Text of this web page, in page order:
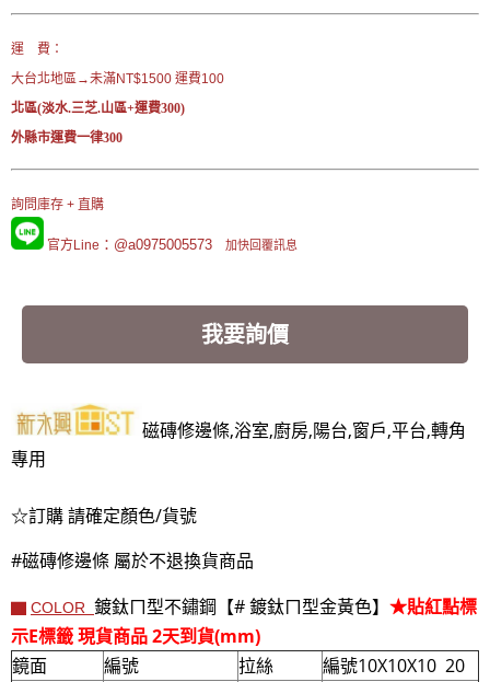
運 費：
大台北地區→未滿NT$1500 運費100
北區(淡水.三芝.山區+運費300)
外縣市運費一律300
詢問庫存 + 直購
官方Line ：@a0975005573 加快回覆訊息
我要詢價
磁磚修邊條,浴室,廚房,陽台,窗戶,平台,轉角
專用
☆訂購 請確定顏色/貨號
#磁磚修邊條 屬於不退換貨商品
▇ COLOR 鍍鈦ㄇ型不鏽鋼【# 鍍鈦ㄇ型金黃色】 ★貼紅點標
示E標籤 現貨商品 2天到貨(mm)
鏡面
編號 拉絲
編號10X10X10 20